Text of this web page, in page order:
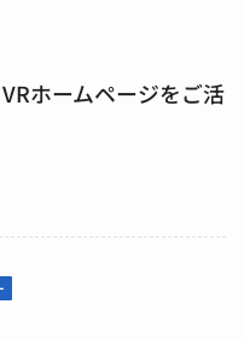
ホームページをご活